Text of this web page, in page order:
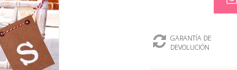
GARANTÍA DE
DEVOLUCIÓN